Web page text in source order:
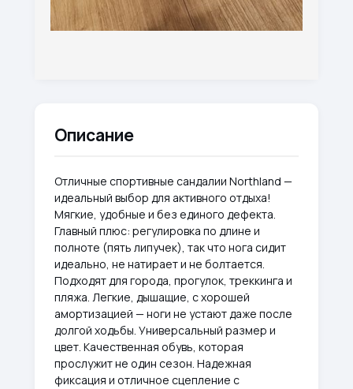
Описание
Отличные спортивные сандалии Northland —
идеальный выбор для активного отдыха!
Мягкие, удобные и без единого дефекта.
Главный плюс: регулировка по длине и
полноте (пять липучек), так что нога сидит
идеально, не натирает и не болтается.
Подходят для города, прогулок, треккинга и
пляжа. Легкие, дышащие, с хорошей
амортизацией — ноги не устают даже после
долгой ходьбы. Универсальный размер и
цвет. Качественная обувь, которая
прослужит не один сезон. Надежная
фиксация и отличное сцепление с